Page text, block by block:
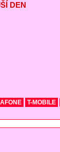
DEN
T-MOBILE